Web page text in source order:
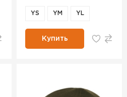
YS YM YL
Купить